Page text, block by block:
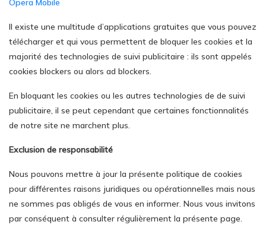
Opera Mobile
Il existe une multitude d’applications gratuites que vous pouvez
télécharger et qui vous permettent de bloquer les cookies et la
majorité des technologies de suivi publicitaire : ils sont appelés
cookies blockers ou alors ad blockers.
En bloquant les cookies ou les autres technologies de de suivi
publicitaire, il se peut cependant que certaines fonctionnalités
de notre site ne marchent plus.
Exclusion de responsabilité
Nous pouvons mettre à jour la présente politique de cookies
pour différentes raisons juridiques ou opérationnelles mais nous
ne sommes pas obligés de vous en informer. Nous vous invitons
par conséquent à consulter régulièrement la présente page.